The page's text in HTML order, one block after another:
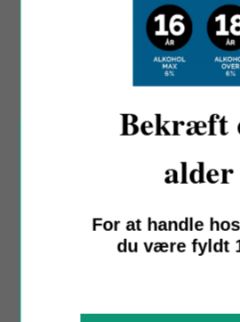
Chàteau Haut-
Haut-Médoc,
Sale
75,00 kr
Bekræft
alder
For at handle
du være fyldt